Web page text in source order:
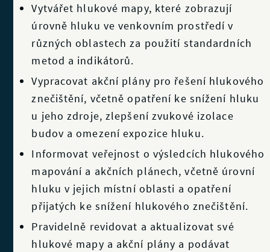
Vytvářet hlukové mapy, které zobrazují
úrovně hluku ve venkovním prostředí v
různých oblastech za použití standardních
metod a indikátorů.
Vypracovat akční plány pro řešení hlukového
znečištění, včetně opatření ke snížení hluku
u jeho zdroje, zlepšení zvukové izolace
budov a omezení expozice hluku.
Informovat veřejnost o výsledcích hlukového
mapování a akčních plánech, včetně úrovní
hluku v jejich místní oblasti a opatření
přijatých ke snížení hlukového znečištění.
Pravidelně revidovat a aktualizovat své
hlukové mapy a akční plány a podávat